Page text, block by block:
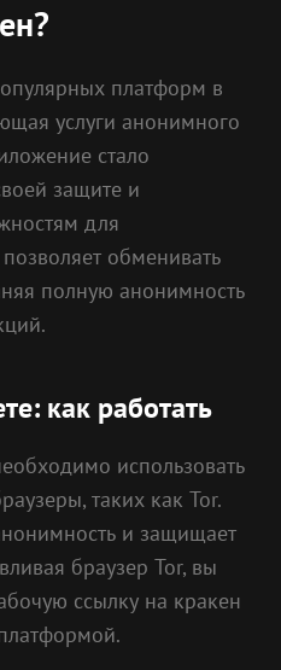
платформ в
услуги анонимного
стало
защите и
для
обменивать
полную анонимность
как работать
использовать
таких как Tor.
и защищает
браузер Tor, вы
ссылку на кракен